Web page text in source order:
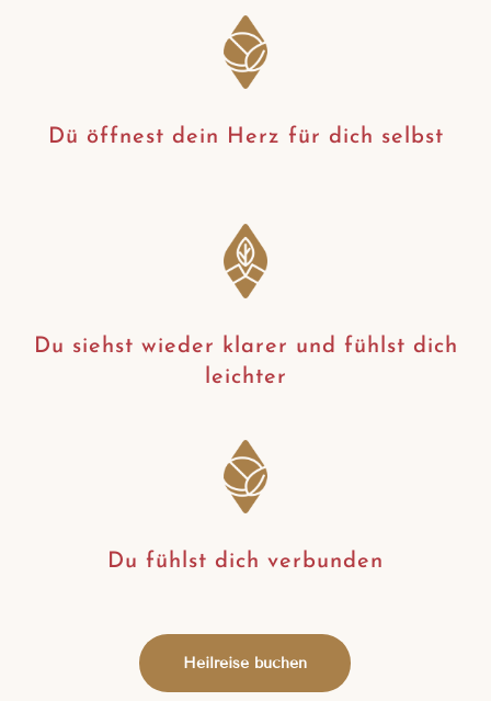
Dü öffnest dein Herz für dich selbst
Du siehst wieder klarer und fühlst dich
leichter
Du fühlst dich verbunden
Heilreise buchen